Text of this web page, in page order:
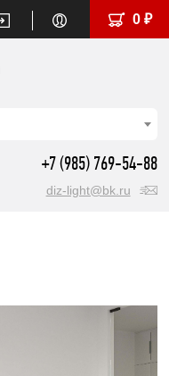
0 ₽
+7 (985) 769-54-88
diz-light@bk.ru